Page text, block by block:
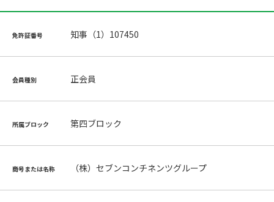
免許証番号 知事（1）107450
会員種別 正会員
所属ブロック 第四ブロック
商号または名称 （株）セブンコンチネンツグループ